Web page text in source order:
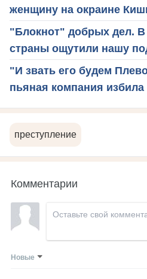
женщину на окраине
"Блокнот" добрых дел. В
страны ощутили нашу
"И звать его будем
пьяная компания избила
преступление
Комментарии
Новые